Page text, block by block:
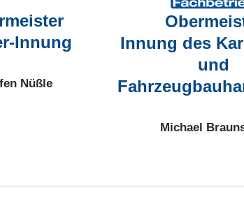
Innung
Nüßle
Innung des
und
Michael